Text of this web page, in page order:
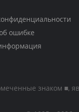
ошибке
знаком ■,